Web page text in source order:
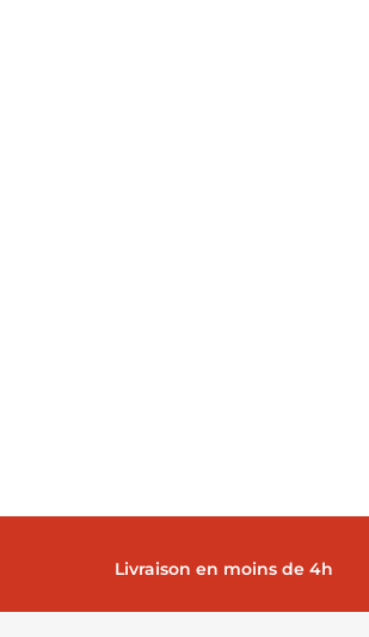
Livraison en moins de 4h